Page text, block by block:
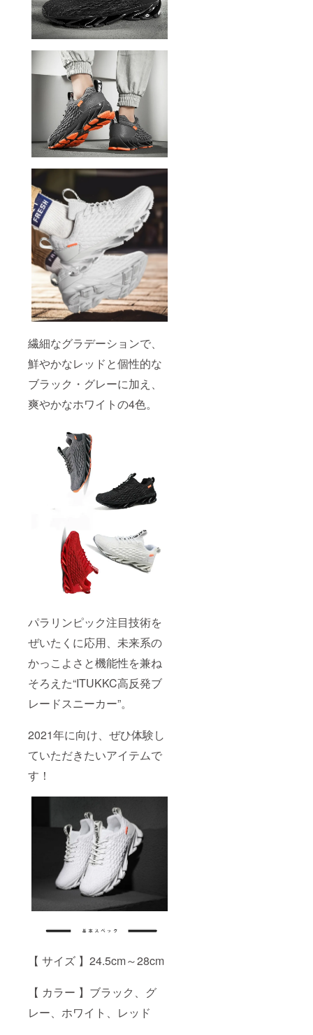
繊細なグラデーションで、
鮮やかなレッドと個性的な
ブラック・グレーに加え、
爽やかなホワイトの4色。
パラリンピック注目技術を
ぜいたくに応用、未来系の
かっこよさと機能性を兼ね
そろえた“ITUKKC高反発ブ
レードスニーカー”。
2021年に向け、ぜひ体験し
ていただきたいアイテムで
す！
【 サイズ 】24.5cm～28cm
【 カラー 】ブラック、グ
レー、ホワイト、レッド